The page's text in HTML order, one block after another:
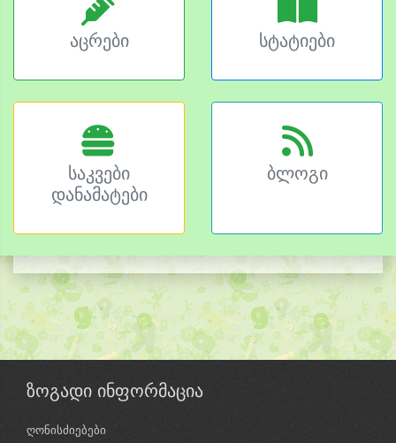
აცრები სტატიები
საკვები
დანამატები
ბლოგი
ზოგადი ინფორმაცია
ღონისძიებები